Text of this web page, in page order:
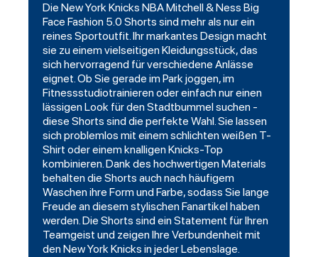
Die New York Knicks NBA Mitchell & Ness Big
Face Fashion 5.0 Shorts sind mehr als nur ein
reines Sportoutfit. Ihr markantes Design macht
sie zu einem vielseitigen Kleidungsstück, das
sich hervorragend für verschiedene Anlässe
eignet. Ob Sie gerade im Park joggen, im
Fitnessstudiotrainieren oder einfach nur einen
lässigen Look für den Stadtbummel suchen -
diese Shorts sind die perfekte Wahl. Sie lassen
sich problemlos mit einem schlichten weißen T-
Shirt oder einem knalligen Knicks-Top
kombinieren. Dank des hochwertigen Materials
behalten die Shorts auch nach häufigem
Waschen ihre Form und Farbe, sodass Sie lange
Freude an diesem stylischen Fanartikel haben
werden. Die Shorts sind ein Statement für Ihren
Teamgeist und zeigen Ihre Verbundenheit mit
den New York Knicks in jeder Lebenslage.